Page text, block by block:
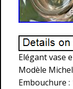
Elégant vase
Modèle
Embouchure :